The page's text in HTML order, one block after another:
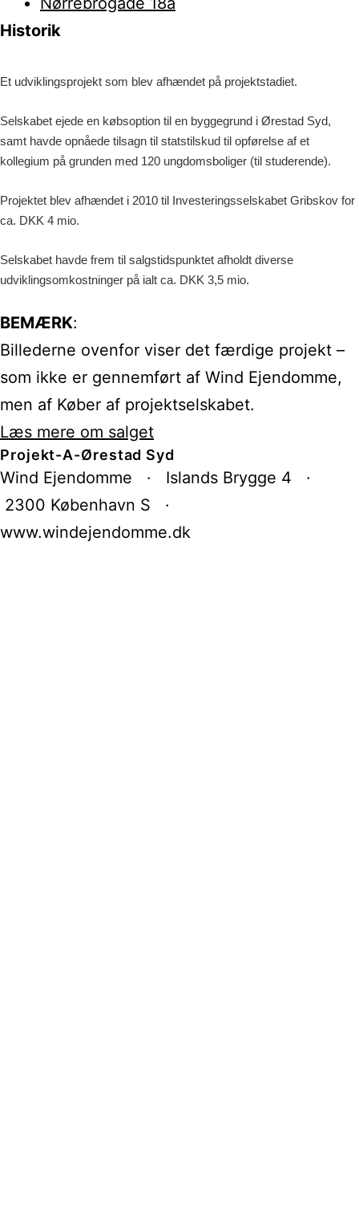
Historik
Et udviklingsprojekt som blev afhændet på projektstadiet.
Selskabet ejede en købsoption til en byggegrund i Ørestad Syd,
samt havde opnåede tilsagn til statstilskud til opførelse af et
kollegium på grunden med 120 ungdomsboliger (til studerende).
Projektet blev afhændet i 2010 til Investeringsselskabet Gribskov for
ca. DKK 4 mio.
Selskabet havde frem til salgstidspunktet afholdt diverse
udviklingsomkostninger på ialt ca. DKK 3,5 mio.
BEMÆRK:
Billederne ovenfor viser det færdige projekt –
som ikke er gennemført af Wind Ejendomme,
men af Køber af projektselskabet.
Læs mere om salget
Projekt-A-Ørestad Syd
Wind Ejendomme · Islands Brygge 4 ·
2300 København S ·
www.windejendomme.dk